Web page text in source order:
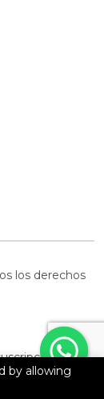
los derechos
by allowing